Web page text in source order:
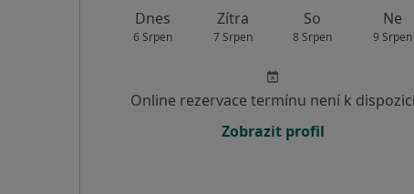
Dnes
6 Srpen
Zítra
7 Srpen
So
8 Srpen
Ne
9 Srpen
Online rezervace termínu není k dispozici
Zobrazit profil